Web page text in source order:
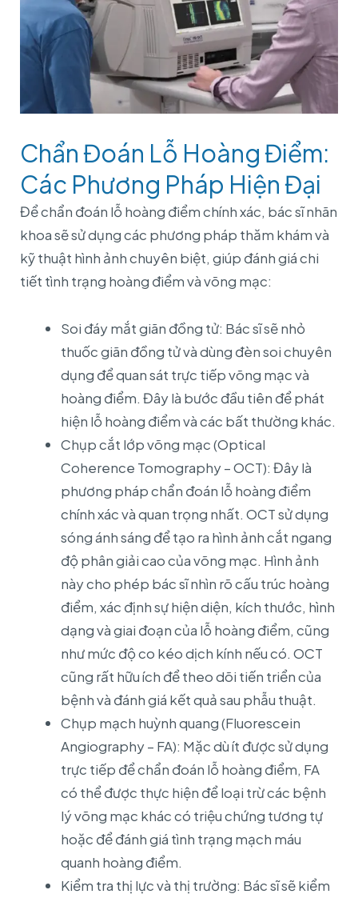
Chẩn Đoán Lỗ Hoàng Điểm:
Các Phương Pháp Hiện Đại
Để chẩn đoán lỗ hoàng điểm chính xác, bác sĩ nhãn
khoa sẽ sử dụng các phương pháp thăm khám và
kỹ thuật hình ảnh chuyên biệt, giúp đánh giá chi
tiết tình trạng hoàng điểm và võng mạc:
Soi đáy mắt giãn đồng tử: Bác sĩ sẽ nhỏ
thuốc giãn đồng tử và dùng đèn soi chuyên
dụng để quan sát trực tiếp võng mạc và
hoàng điểm. Đây là bước đầu tiên để phát
hiện lỗ hoàng điểm và các bất thường khác.
Chụp cắt lớp võng mạc (Optical
Coherence Tomography – OCT): Đây là
phương pháp chẩn đoán lỗ hoàng điểm
chính xác và quan trọng nhất. OCT sử dụng
sóng ánh sáng để tạo ra hình ảnh cắt ngang
độ phân giải cao của võng mạc. Hình ảnh
này cho phép bác sĩ nhìn rõ cấu trúc hoàng
điểm, xác định sự hiện diện, kích thước, hình
dạng và giai đoạn của lỗ hoàng điểm, cũng
như mức độ co kéo dịch kính nếu có. OCT
cũng rất hữu ích để theo dõi tiến triển của
bệnh và đánh giá kết quả sau phẫu thuật.
Chụp mạch huỳnh quang (Fluorescein
Angiography – FA): Mặc dù ít được sử dụng
trực tiếp để chẩn đoán lỗ hoàng điểm, FA
có thể được thực hiện để loại trừ các bệnh
lý võng mạc khác có triệu chứng tương tự
hoặc để đánh giá tình trạng mạch máu
quanh hoàng điểm.
Kiểm tra thị lực và thị trường: Bác sĩ sẽ kiểm